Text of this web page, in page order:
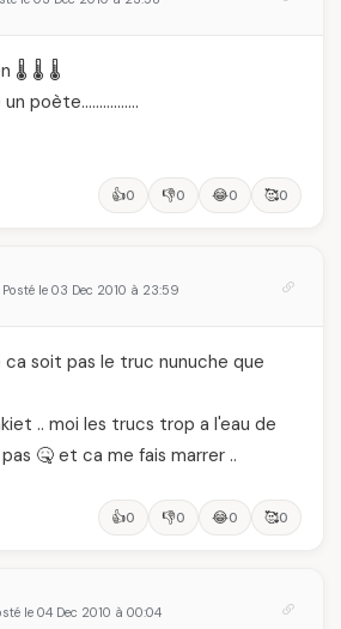
🌡️ 🌡️ 🌡️
un poète…………….
👍0 👎0 😂0 🥰0
Posté le 03 Dec 2010 à 23:59
soit pas le truc nunuche que
.. moi les trucs trop a l'eau de
🤒 et ca me fais marrer ..
👍0 👎0 😂0 🥰0
le 04 Dec 2010 à 00:04